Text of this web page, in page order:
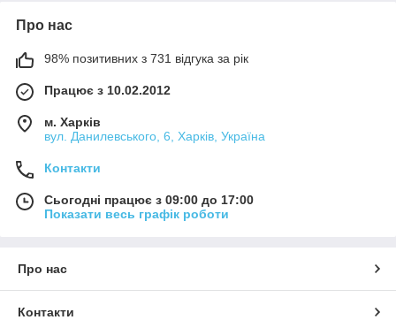
Про нас
98% позитивних з 731 відгука за рік
Працює з 10.02.2012
м. Харків
вул. Данилевського, 6, Харків, Україна
Контакти
Сьогодні працює з 09:00 до 17:00
Показати весь графік роботи
Про нас
Контакти